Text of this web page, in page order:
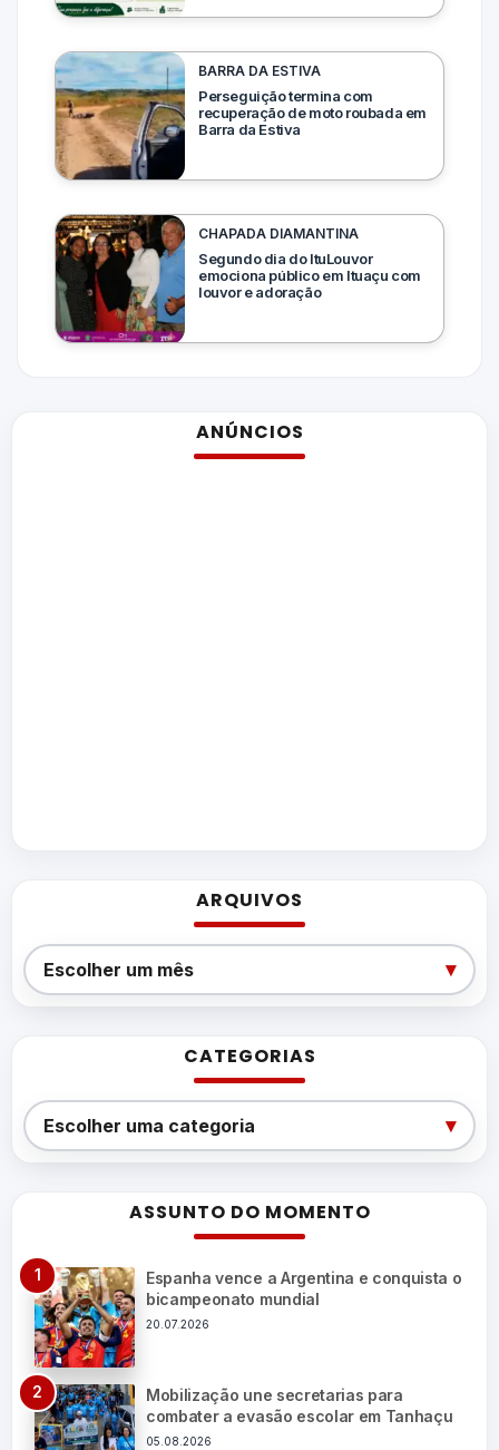
BARRA DA ESTIVA
Perseguição termina com
recuperação de moto roubada em
Barra da Estiva
CHAPADA DIAMANTINA
Segundo dia do ItuLouvor
emociona público em Ituaçu com
louvor e adoração
ANÚNCIOS
ARQUIVOS
Arquivos
Escolher um mês ▾
CATEGORIAS
Categorias
Escolher uma categoria ▾
ASSUNTO DO MOMENTO
Espanha vence a Argentina e conquista o
bicampeonato mundial
20.07.2026
Mobilização une secretarias para
combater a evasão escolar em Tanhaçu
05.08.2026